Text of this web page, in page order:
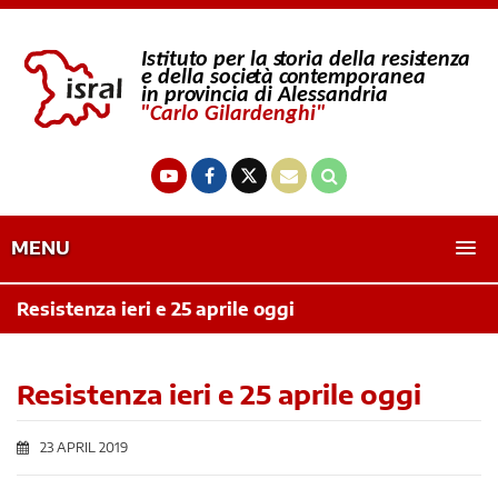
MENU
Resistenza ieri e 25 aprile oggi
Resistenza ieri e 25 aprile oggi
23 APRIL 2019